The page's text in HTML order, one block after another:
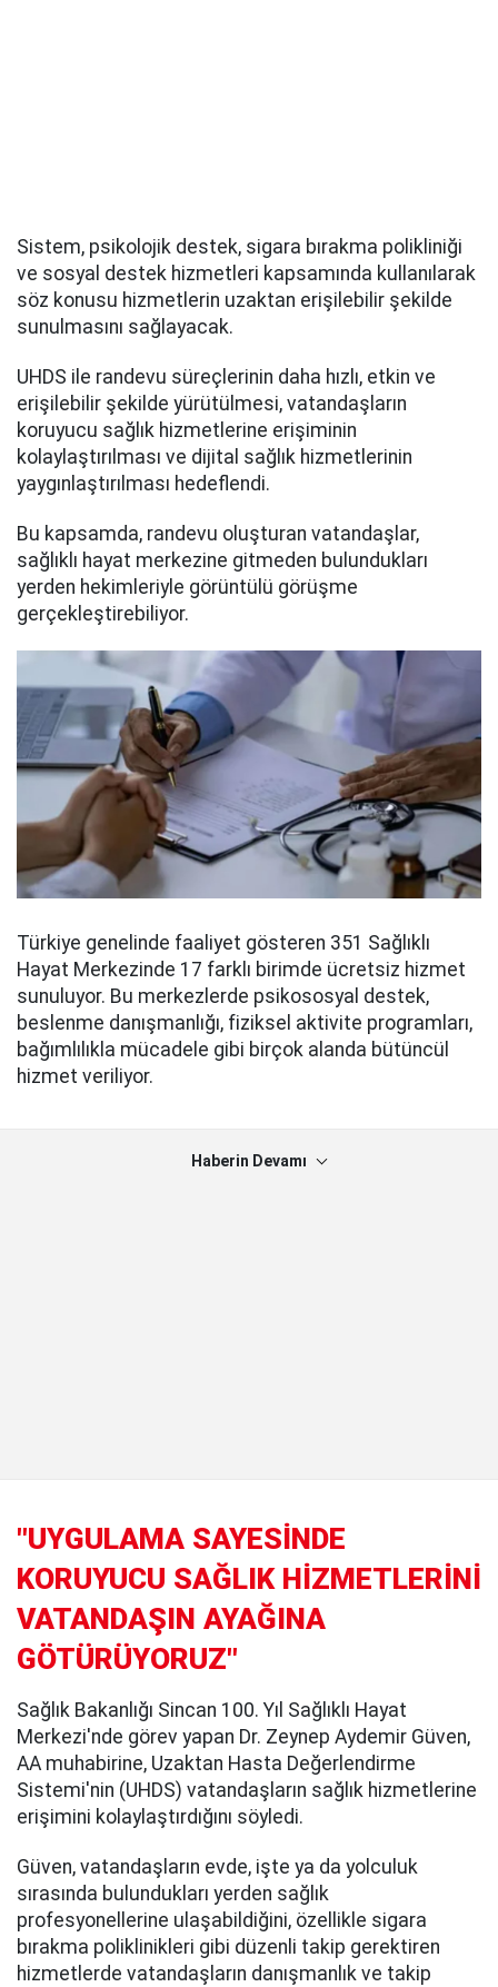
Sistem, psikolojik destek, sigara bırakma polikliniği
ve sosyal destek hizmetleri kapsamında kullanılarak
söz konusu hizmetlerin uzaktan erişilebilir şekilde
sunulmasını sağlayacak.
UHDS ile randevu süreçlerinin daha hızlı, etkin ve
erişilebilir şekilde yürütülmesi, vatandaşların
koruyucu sağlık hizmetlerine erişiminin
kolaylaştırılması ve dijital sağlık hizmetlerinin
yaygınlaştırılması hedeflendi.
Bu kapsamda, randevu oluşturan vatandaşlar,
sağlıklı hayat merkezine gitmeden bulundukları
yerden hekimleriyle görüntülü görüşme
gerçekleştirebiliyor.
Türkiye genelinde faaliyet gösteren 351 Sağlıklı
Hayat Merkezinde 17 farklı birimde ücretsiz hizmet
sunuluyor. Bu merkezlerde psikososyal destek,
beslenme danışmanlığı, fiziksel aktivite programları,
bağımlılıkla mücadele gibi birçok alanda bütüncül
hizmet veriliyor.
Haberin Devamı
"UYGULAMA SAYESİNDE
KORUYUCU SAĞLIK HİZMETLERİNİ
VATANDAŞIN AYAĞINA
GÖTÜRÜYORUZ"
Sağlık Bakanlığı Sincan 100. Yıl Sağlıklı Hayat
Merkezi'nde görev yapan Dr. Zeynep Aydemir Güven,
AA muhabirine, Uzaktan Hasta Değerlendirme
Sistemi'nin (UHDS) vatandaşların sağlık hizmetlerine
erişimini kolaylaştırdığını söyledi.
Güven, vatandaşların evde, işte ya da yolculuk
sırasında bulundukları yerden sağlık
profesyonellerine ulaşabildiğini, özellikle sigara
bırakma poliklinikleri gibi düzenli takip gerektiren
hizmetlerde vatandaşların danışmanlık ve takip